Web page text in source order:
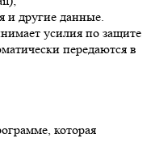
и другие данные.
усилия по защите
передаются в
которая